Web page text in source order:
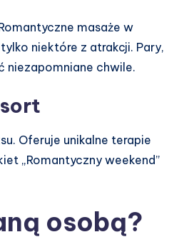
masaże w
niektóre z atrakcji. Pary,
niezapomniane chwile.
Oferuje unikalne terapie
„Romantyczny weekend”
osobą?